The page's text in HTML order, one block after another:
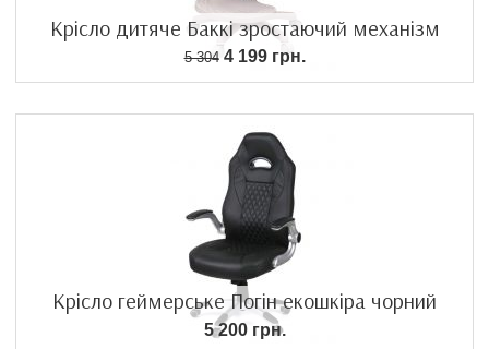
Крісло дитяче Баккі зростаючий механізм
5 3044 199 грн.
Крісло геймерське Погін екошкіра чорний
5 200 грн.